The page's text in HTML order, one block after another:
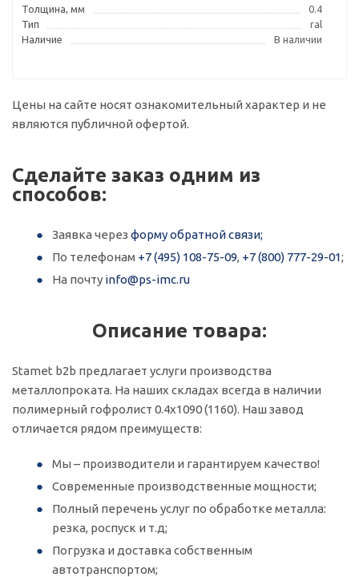
Толщина, мм
0.4
Тип
ral
Наличие
В наличии
Цены на сайте носят ознакомительный характер и не
являются публичной офертой.
Сделайте заказ одним из
способов:
Заявка через форму обратной связи;
По телефонам +7 (495) 108-75-09, +7 (800) 777-29-01;
На почту info@ps-imc.ru
Описание товара:
Stamet b2b предлагает услуги производства
металлопроката. На наших складах всегда в наличии
полимерный гофролист 0.4x1090 (1160). Наш завод
отличается рядом преимуществ:
Мы – производители и гарантируем качество!
Современные производственные мощности;
Полный перечень услуг по обработке металла:
резка, роспуск и т.д;
Погрузка и доставка собственным
автотранспортом;